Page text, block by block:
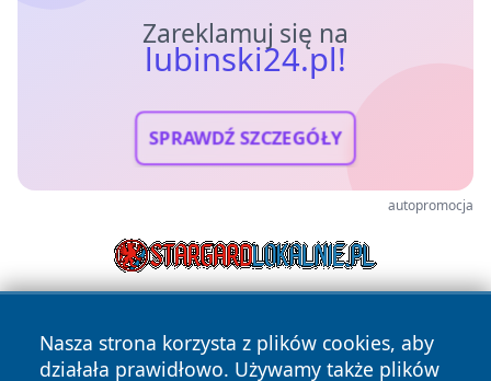
Zareklamuj się na
lubinski24.pl!
SPRAWDŹ SZCZEGÓŁY
autopromocja
Nasza strona korzysta z plików cookies, aby
działała prawidłowo. Używamy także plików